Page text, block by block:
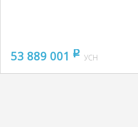
53 889 001 pуб
УСН